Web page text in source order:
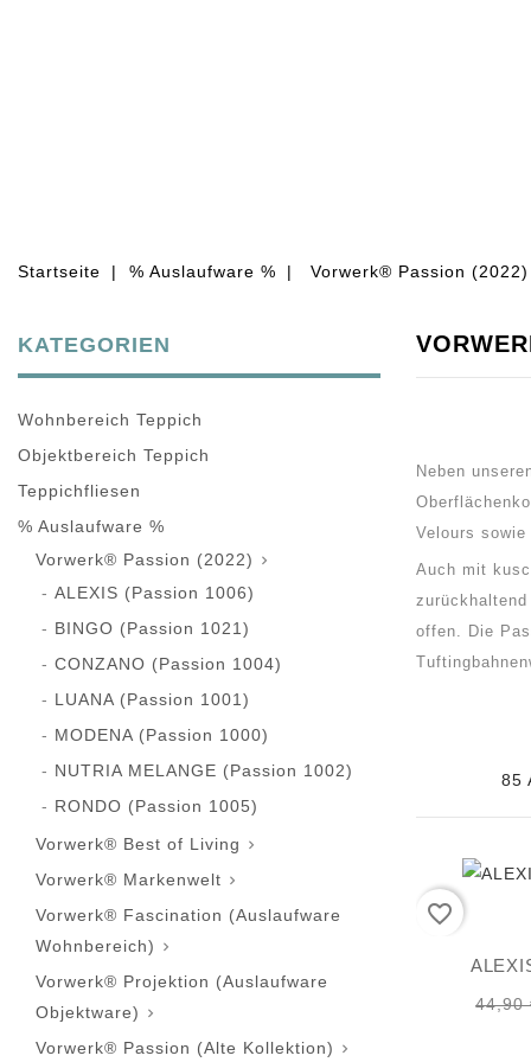
Startseite % Auslaufware % Vorwerk® Passion (2022)
KATEGORIEN
Wohnbereich Teppich
Objektbereich Teppich
Teppichfliesen
% Auslaufware %
Vorwerk® Passion (2022)

ALEXIS (Passion 1006)
BINGO (Passion 1021)
CONZANO (Passion 1004)
LUANA (Passion 1001)
MODENA (Passion 1000)
NUTRIA MELANGE (Passion 1002)
RONDO (Passion 1005)
Vorwerk® Best of Living

Vorwerk® Markenwelt 
Vorwerk® Fascination (Auslaufware
Wohnbereich)

Vorwerk® Projektion (Auslaufware
Objektware)

Vorwerk® Passion (Alte Kollektion) 
Neben
Velours
Auch mit
offen. Die
85
favorite_border
44,90